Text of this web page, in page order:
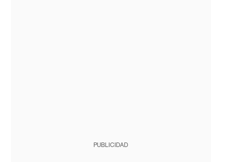
PUBLICIDAD